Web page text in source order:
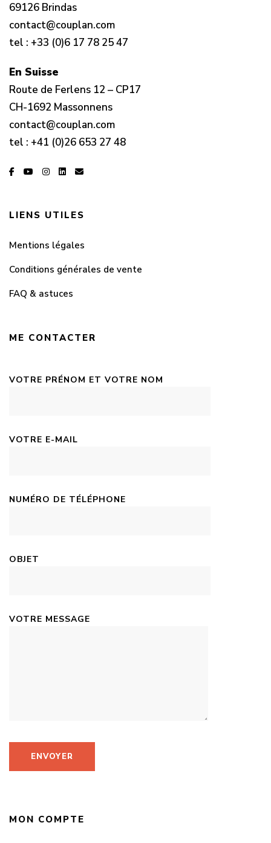
69126 Brindas
contact@couplan.com
tel : +33 (0)6 17 78 25 47
En Suisse
Route de Ferlens 12 – CP17
CH-1692 Massonnens
contact@couplan.com
tel : +41 (0)26 653 27 48
LIENS UTILES
Mentions légales
Conditions générales de vente
FAQ & astuces
ME CONTACTER
VOTRE PRÉNOM ET VOTRE NOM
VOTRE E-MAIL
NUMÉRO DE TÉLÉPHONE
OBJET
VOTRE MESSAGE
MON COMPTE